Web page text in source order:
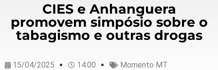
CIES e Anhanguera
promovem simpósio sobre o
tabagismo e outras drogas
15/04/2025 14:00 Momento MT